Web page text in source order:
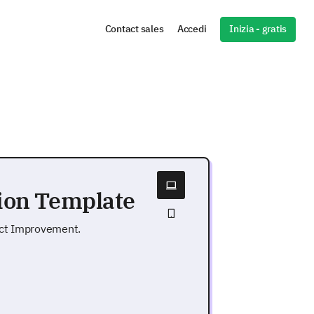
Contact sales Accedi Inizia - gratis
Template
Improvement.